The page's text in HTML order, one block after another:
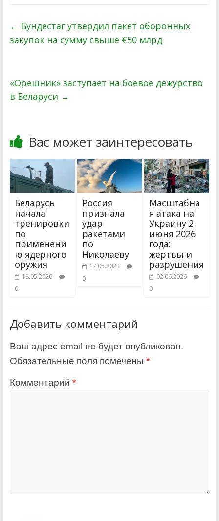
← Бундестаг утвердил пакет оборонных
закупок на сумму свыше €50 млрд
«Орешник» заступает на боевое дежурство
в Беларуси →
Вас может заинтересовать
Беларусь
начала
тренировки
по
применени
ю ядерного
оружия
18.05.2026
0
Россия
признала
удар
ракетами
по
Николаеву
17.05.2023
0
Масштабна
я атака на
Украину 2
июня 2026
года:
жертвы и
разрушения
02.06.2026
0
Добавить комментарий
Ваш адрес email не будет опубликован.
Обязательные поля помечены *
Комментарий *